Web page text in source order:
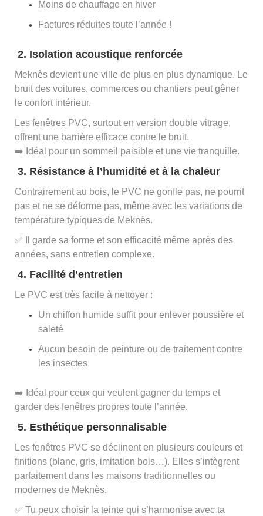
Moins de chauffage en hiver
Factures réduites toute l’année !
2. Isolation acoustique renforcée
Meknès devient une ville de plus en plus dynamique. Le
bruit des voitures, commerces ou chantiers peut gêner
le confort intérieur.
Les fenêtres PVC, surtout en version double vitrage,
offrent une barrière efficace contre le bruit.
➡️ Idéal pour un sommeil paisible et une vie tranquille.
3. Résistance à l’humidité et à la chaleur
Contrairement au bois, le PVC ne gonfle pas, ne pourrit
pas et ne se déforme pas, même avec les variations de
température typiques de Meknès.
✅ Il garde sa forme et son efficacité même après des
années, sans entretien complexe.
4. Facilité d’entretien
Le PVC est très facile à nettoyer :
Un chiffon humide suffit pour enlever poussière et
saleté
Aucun besoin de peinture ou de traitement contre
les insectes
➡️ Idéal pour ceux qui veulent gagner du temps et
garder des fenêtres propres toute l’année.
5. Esthétique personnalisable
Les fenêtres PVC se déclinent en plusieurs couleurs et
finitions (blanc, gris, imitation bois…). Elles s’intègrent
parfaitement dans les maisons traditionnelles ou
modernes de Meknès.
✅ Tu peux choisir la teinte qui s’harmonise avec ta